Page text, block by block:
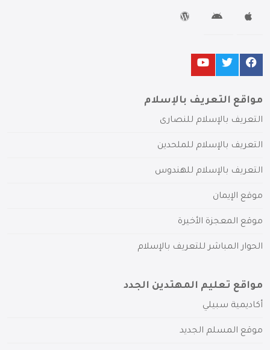
مواقع التعريف بالإسلام
التعريف بالإسلام للنصارى
التعريف بالإسلام للملحدين
التعريف بالإسلام للهندوس
موقع الإيمان
موقع المعجزة الأخيرة
الحوار المباشر للتعريف بالإسلام
مواقع تعليم المهتدين الجدد
أكاديمية سبيلي
موقع المسلم الجديد